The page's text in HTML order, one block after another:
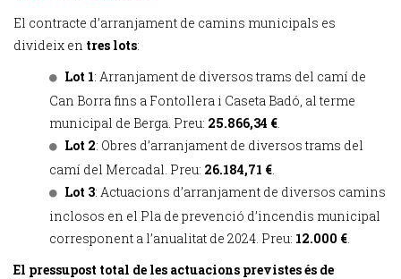
El contracte d’arranjament de camins municipals es
divideix en tres lots:
Lot 1: Arranjament de diversos trams del camí de
Can Borra fins a Fontollera i Caseta Badó, al terme
municipal de Berga. Preu: 25.866,34 €.
Lot 2: Obres d’arranjament de diversos trams del
camí del Mercadal. Preu: 26.184,71 €.
Lot 3: Actuacions d’arranjament de diversos camins
inclosos en el Pla de prevenció d’incendis municipal
corresponent a l’anualitat de 2024. Preu: 12.000 €.
El pressupost total de les actuacions previstes és de